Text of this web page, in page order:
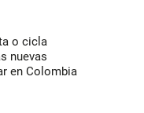
o cicla
nuevas
en Colombia